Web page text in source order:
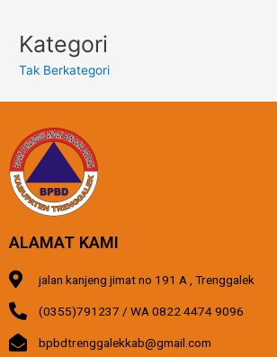
Kategori
Tak Berkategori
ALAMAT KAMI
jalan kanjeng jimat no 191 A , Trenggalek
(0355)791237 / WA 0822 4474 9096
bpbdtrenggalekkab@gmail.com